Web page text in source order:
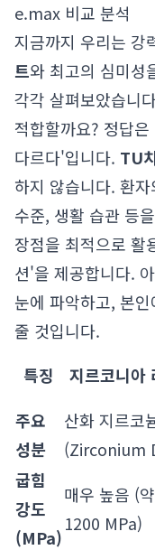
e.max 비교 분석
지금까지 우리는 강
트와 최고의 심미성
각각 살펴보았습니
적합할까요? 정답
다르다'입니다. TU
하지 않습니다. 환
수준, 생활 습관 등
장점을 최적으로 활
션'을 제공합니다.
눈에 파악하고, 본
줄 것입니다.
특징
지르코니아
주요
성분
산화 지르코
(Zirconium
굽힘
강도
(MPa)
매우 높음 (
1200 MPa)